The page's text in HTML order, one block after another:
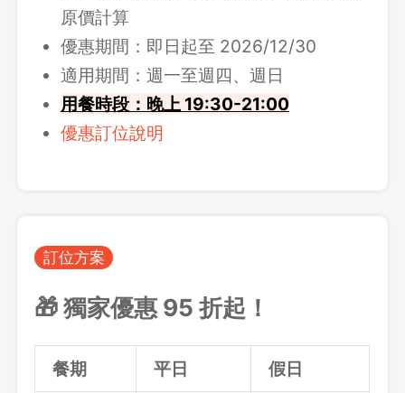
原價計算
優惠期間：即日起至 2026/12/30
適用期間：週一至週四、週日
用餐時段：晚上 19:30-21:00
優惠訂位說明
訂位方案
🎁 獨家優惠 95 折起！
餐期 平日 假日